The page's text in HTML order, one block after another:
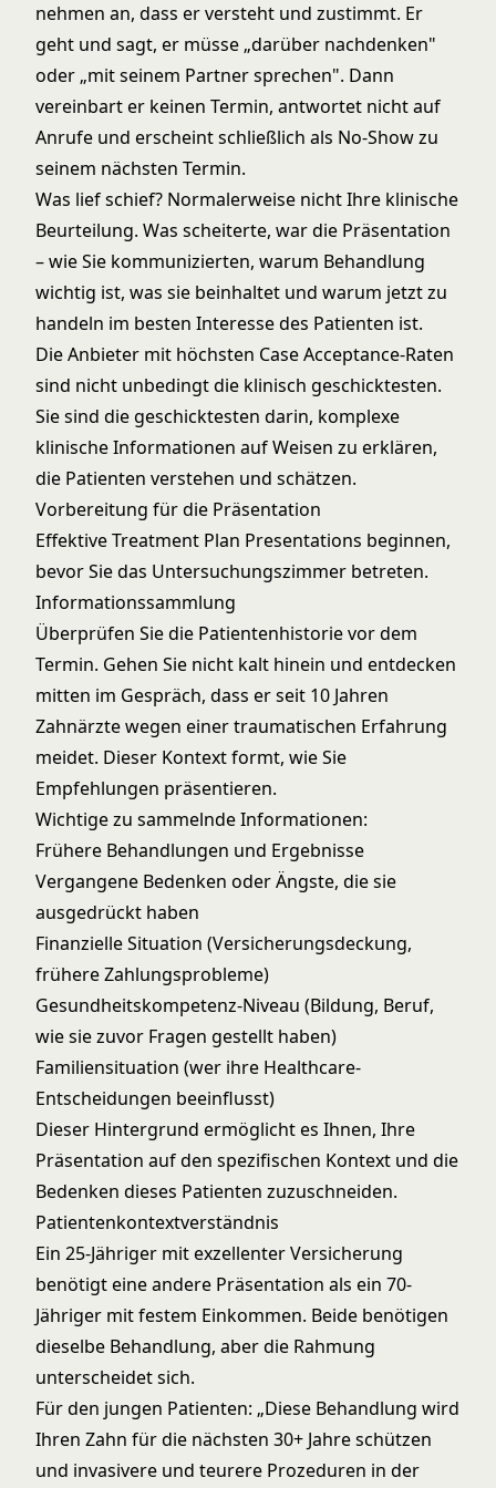
nehmen an, dass er versteht und zustimmt. Er
geht und sagt, er müsse „darüber nachdenken"
oder „mit seinem Partner sprechen". Dann
vereinbart er keinen Termin, antwortet nicht auf
Anrufe und erscheint schließlich als No-Show zu
seinem nächsten Termin.
Was lief schief? Normalerweise nicht Ihre klinische
Beurteilung. Was scheiterte, war die Präsentation
– wie Sie kommunizierten, warum Behandlung
wichtig ist, was sie beinhaltet und warum jetzt zu
handeln im besten Interesse des Patienten ist.
Die Anbieter mit höchsten Case Acceptance-Raten
sind nicht unbedingt die klinisch geschicktesten.
Sie sind die geschicktesten darin, komplexe
klinische Informationen auf Weisen zu erklären,
die Patienten verstehen und schätzen.
Vorbereitung für die Präsentation
Effektive Treatment Plan Presentations beginnen,
bevor Sie das Untersuchungszimmer betreten.
Informationssammlung
Überprüfen Sie die Patientenhistorie vor dem
Termin. Gehen Sie nicht kalt hinein und entdecken
mitten im Gespräch, dass er seit 10 Jahren
Zahnärzte wegen einer traumatischen Erfahrung
meidet. Dieser Kontext formt, wie Sie
Empfehlungen präsentieren.
Wichtige zu sammelnde Informationen:
Frühere Behandlungen und Ergebnisse
Vergangene Bedenken oder Ängste, die sie
ausgedrückt haben
Finanzielle Situation (Versicherungsdeckung,
frühere Zahlungsprobleme)
Gesundheitskompetenz-Niveau (Bildung, Beruf,
wie sie zuvor Fragen gestellt haben)
Familiensituation (wer ihre Healthcare-
Entscheidungen beeinflusst)
Dieser Hintergrund ermöglicht es Ihnen, Ihre
Präsentation auf den spezifischen Kontext und die
Bedenken dieses Patienten zuzuschneiden.
Patientenkontextverständnis
Ein 25-Jähriger mit exzellenter Versicherung
benötigt eine andere Präsentation als ein 70-
Jähriger mit festem Einkommen. Beide benötigen
dieselbe Behandlung, aber die Rahmung
unterscheidet sich.
Für den jungen Patienten: „Diese Behandlung wird
Ihren Zahn für die nächsten 30+ Jahre schützen
und invasivere und teurere Prozeduren in der